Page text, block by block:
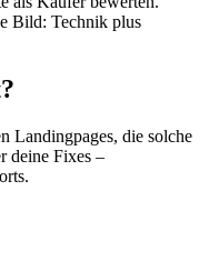
Bild: Technik plus
Landingpages, die solche
deine Fixes –